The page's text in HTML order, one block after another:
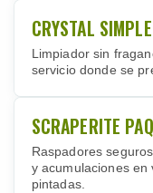
CRYSTAL
Limpiador sin
servicio donde se
SCRAPERITE
Raspadores
y acumulaciones en
pintadas.